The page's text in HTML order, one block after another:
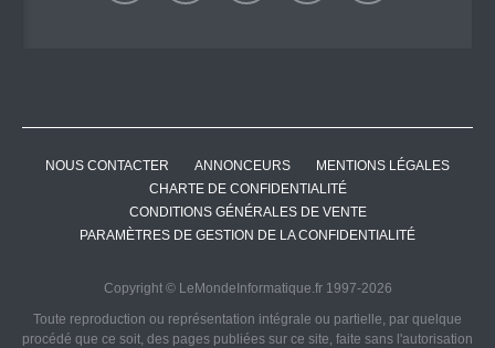
NOUS CONTACTER ANNONCEURS
MENTIONS LÉGALES
CHARTE DE CONFIDENTIALITÉ
CONDITIONS GÉNÉRALES DE VENTE
PARAMÈTRES DE GESTION DE LA CONFIDENTIALITÉ
Copyright © LeMondeInformatique.fr 1997-2026
Toute reproduction ou représentation intégrale ou partielle, par quelque
procédé que ce soit, des pages publiées sur ce site, faite sans l'autorisation